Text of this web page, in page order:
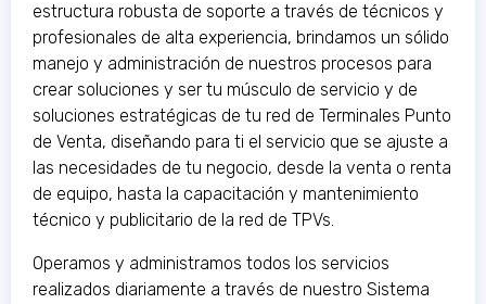
estructura robusta de soporte a través de técnicos y
profesionales de alta experiencia, brindamos un sólido
manejo y administración de nuestros procesos para
crear soluciones y ser tu músculo de servicio y de
soluciones estratégicas de tu red de Terminales Punto
de Venta, diseñando para ti el servicio que se ajuste a
las necesidades de tu negocio, desde la venta o renta
de equipo, hasta la capacitación y mantenimiento
técnico y publicitario de la red de TPVs.
Operamos y administramos todos los servicios
realizados diariamente a través de nuestro Sistema